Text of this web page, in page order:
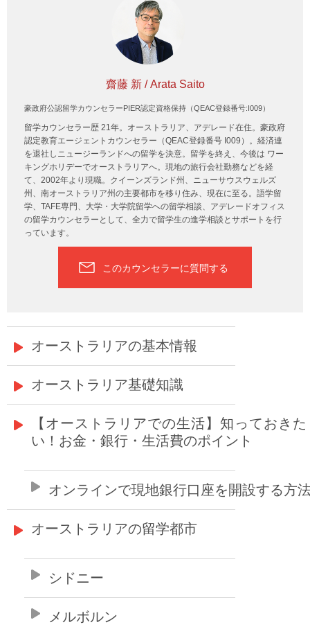
齋藤 新 / Arata Saito
豪政府公認留学カウンセラーPIER認定資格保持（QEAC登録番号:I009）
留学カウンセラー歴 21年。オーストラリア、アデレード在住。豪政府
認定教育エージェントカウンセラー（QEAC登録番号 I009）。経済連
を退社しニュージーランドへの留学を決意。留学を終え、今後は ワー
キングホリデーでオーストラリアへ。現地の旅行会社勤務などを経
て、2002年より現職。クイーンズランド州、ニューサウスウェルズ
州、南オーストラリア州の主要都市を移り住み、現在に至る。語学留
学、TAFE専門、大学・大学院留学への留学相談、アデレードオフィス
の留学カウンセラーとして、全力で留学生の進学相談とサポートを行
っています。
このカウンセラーに質問する
オーストラリアの基本情報
オーストラリア基礎知識
【オーストラリアでの生活】知っておきた
い！お金・銀行・生活費のポイント
オンラインで現地銀行口座を開設する方
オーストラリアの留学都市
シドニー
メルボルン